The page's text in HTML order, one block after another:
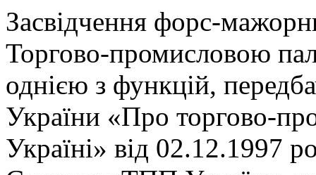
Засвідчення форс-
Торгово-промисловою
однією з функцій,
України «Про торгово-
Україні» від 02.12.1997